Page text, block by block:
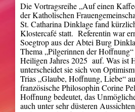
Die Vortragsreihe „Auf einen
der Katholischen
St. Catharina Dinklage fand
Klostercafé statt. Referentin war
Soegtrop aus der Abtei Burg
Thema „Pilgerinnen der
Heiligen Jahres 2025 auf. Was ist
unterscheidet sie sich von
Trias „Glaube, Hoffnung, Liebe“
französische Philosophin Corine
Hoffnung bedeutet, das
auch unter sehr düsteren